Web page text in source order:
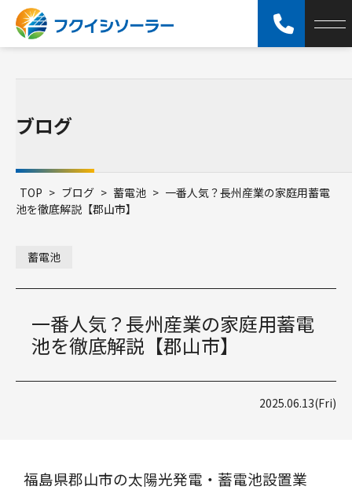
ブログ
TOP > ブログ > 蓄電池 > 一番人気？長州産業の家庭用蓄電
池を徹底解説【郡山市】
蓄電池
一番人気？長州産業の家庭用蓄電
池を徹底解説【郡山市】
2025.06.13(Fri)
福島県郡山市の太陽光発電・蓄電池設置業